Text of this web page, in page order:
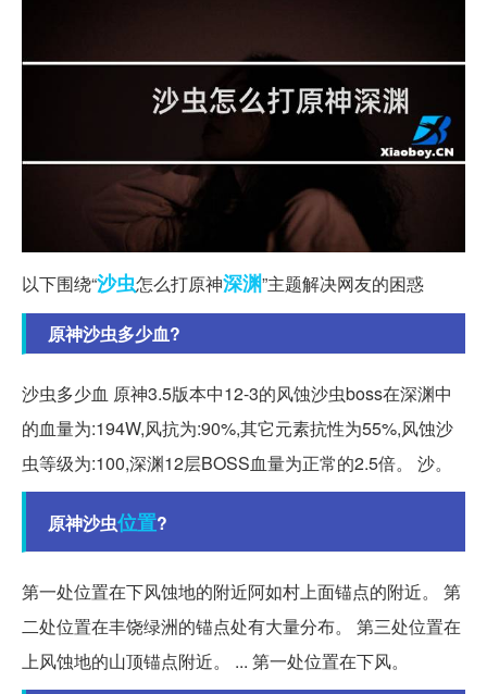
以下围绕“沙虫怎么打原神深渊”主题解决网友的困惑
原神沙虫多少血?
沙虫多少血 原神3.5版本中12-3的风蚀沙虫boss在深渊中
的血量为:194W,风抗为:90%,其它元素抗性为55%,风蚀沙
虫等级为:100,深渊12层BOSS血量为正常的2.5倍。 沙。
原神沙虫位置?
第一处位置在下风蚀地的附近阿如村上面锚点的附近。 第
二处位置在丰饶绿洲的锚点处有大量分布。 第三处位置在
上风蚀地的山顶锚点附近。 ... 第一处位置在下风。